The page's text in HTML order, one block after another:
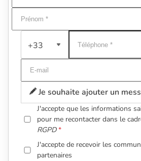
+33
Je souhaite ajouter un
J'accepte que les informations
pour me recontacter dans le
RGPD
J'accepte de recevoir les
partenaires